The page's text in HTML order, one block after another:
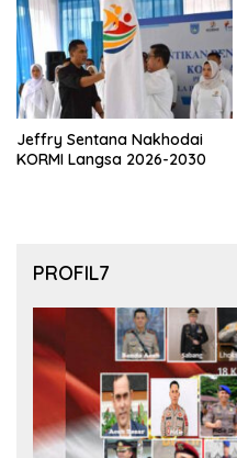
Jeffry Sentana Nakhodai
KORMI Langsa 2026-2030
PROFIL7